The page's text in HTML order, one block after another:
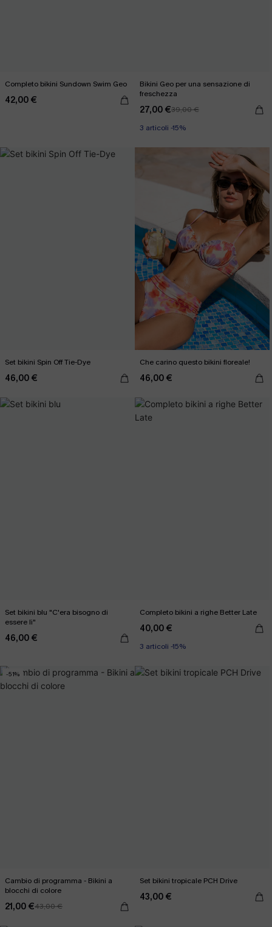
Completo bikini Sundown Swim Geo
42,00 €
Bikini Geo per una sensazione di
freschezza
27,00 €39,00 €
3 articoli -15%
Set bikini Spin Off Tie-Dye
46,00 €
Che carino questo bikini floreale!
46,00 €
Set bikini blu "C'era bisogno di
essere lì"
46,00 €
Completo bikini a righe Better Late
40,00 €
3 articoli -15%
-51%
Cambio di programma - Bikini a
blocchi di colore
21,00 €43,00 €
Set bikini tropicale PCH Drive
43,00 €